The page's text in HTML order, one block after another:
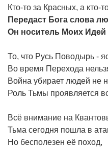
Кто-то за Красных, а кто-
Передаст Бога слова
Он носитель Моих
То, что Русь Поводырь -
Во время Перехода
Война убирает людей не
Роль Тьмы проявляется
Всё внимание на
Тьма сегодня пошла в
Но бесполезен её поход,